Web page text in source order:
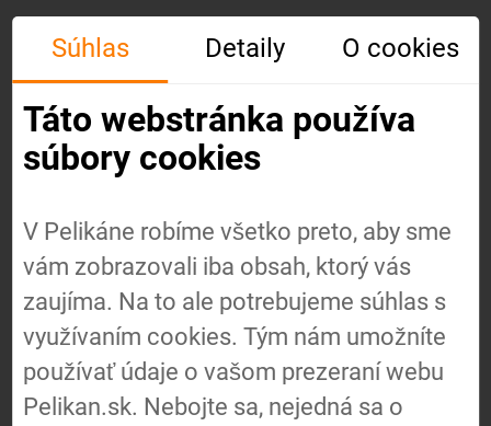
Úvod
O nás
Súhlas Detaily O cookies
Táto webstránka používa
súbory cookies
V Pelikáne robíme všetko preto, aby sme
vám zobrazovali iba obsah, ktorý vás
zaujíma. Na to ale potrebujeme súhlas s
využívaním cookies. Tým nám umožníte
používať údaje o vašom prezeraní webu
Pelikan.sk. Nebojte sa, nejedná sa o